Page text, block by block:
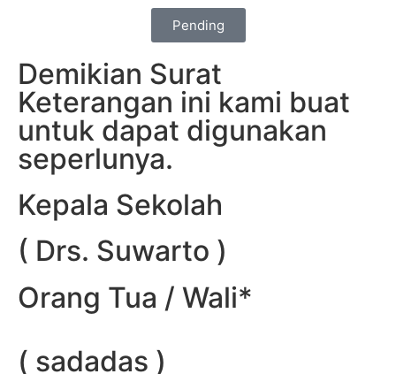
Pending
Demikian Surat
Keterangan ini kami buat
untuk dapat digunakan
seperlunya.
Kepala Sekolah
( Drs. Suwarto )
Orang Tua / Wali*
( sadadas )